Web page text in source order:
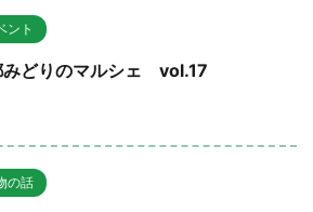
ント
みどりのマルシェ vol.17
の話